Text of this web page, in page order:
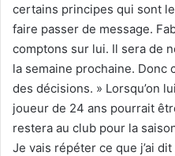
certains principes qui sont
faire passer de message.
comptons sur lui. Il sera de
la semaine prochaine. Donc
des décisions. » Lorsqu’on
joueur de 24 ans pourrait
restera au club pour la
Je vais répéter ce que j’ai